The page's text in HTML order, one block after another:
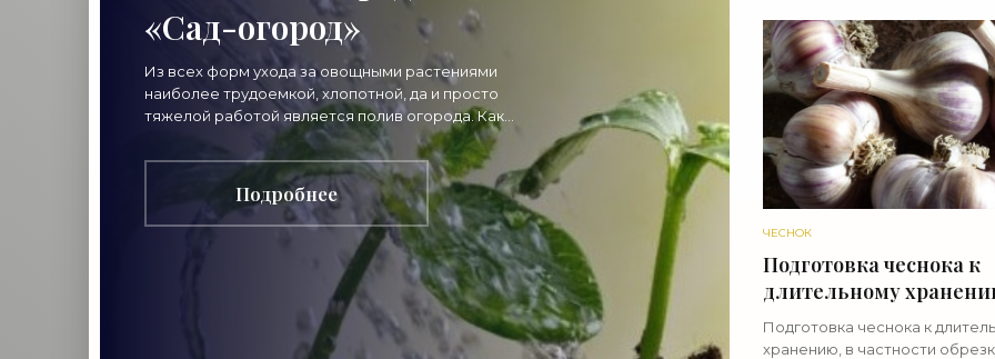
«Сад-огород»
Из всех форм ухода за овощными растениями
наиболее трудоемкой, хлопотной, да и просто
тяжелой работой является полив огорода. Как
правильно поливать огород, чтобы эта трудная
работа была,
Подробнее
ЧЕСНОК
Подготовка чеснока к
длительному
«Сад-огород»
Подготовка чеснока к
хранению, в частности